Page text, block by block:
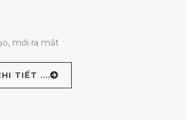
mới ra mắt
TIẾT ....